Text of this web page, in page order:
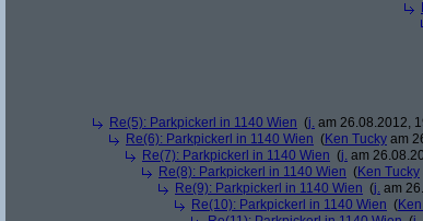
Re(5): Parkpickerl in 1140 Wien (j. am 26.08.2012,
Re(6): Parkpickerl in 1140 Wien (Ken Tucky am
Re(7): Parkpickerl in 1140 Wien (j. am
Re(8): Parkpickerl in 1140 Wien (Ken Tucky
Re(9): Parkpickerl in 1140 Wien (j. am
Re(10): Parkpickerl in 1140 Wien (